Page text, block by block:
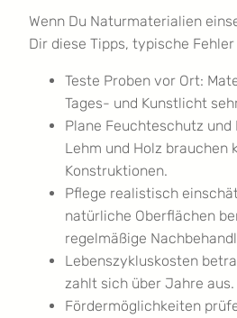
Wenn Du Naturmaterialien
Dir diese Tipps, typische
Teste Proben vor Ort:
Tages- und Kunstlicht
Plane Feuchteschutz und
Lehm und Holz brauchen
Konstruktionen.
Pflege realistisch
natürliche Oberflächen
regelmäßige
Lebenszykluskosten
zahlt sich über Jahre aus.
Fördermöglichkeiten